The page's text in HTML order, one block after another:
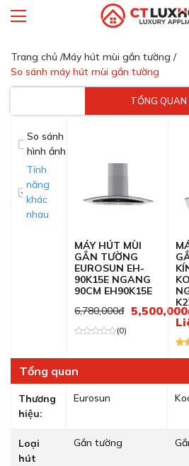
Trang chủ /Máy hút mùi gắn tường /
So sánh máy hút mùi gắn tường
TỔNG QUAN
So sánh
hình ảnh
Tính
năng
khác
nhau
MÁY HÚT MÙI
GẮN TƯỜNG
EUROSUN EH-
90K15E NGANG
90CM EH90K15E
6,780,000đ
(0)
Tổng quan
Thương
hiệu:
Eurosun
Loại
hút
Gắn tường